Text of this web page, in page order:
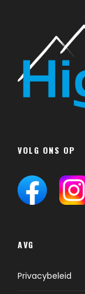
VOLG ONS OP
AVG
Privacybeleid